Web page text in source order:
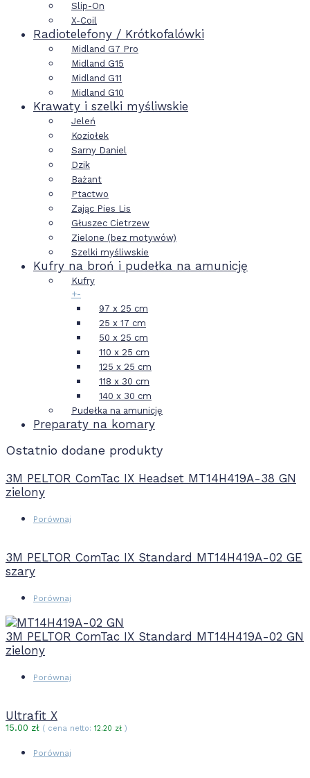
Slip-On
X-Coil
Radiotelefony / Krótkofalówki
Midland G7 Pro
Midland G15
Midland G11
Midland G10
Krawaty i szelki myśliwskie
Jeleń
Koziołek
Sarny Daniel
Dzik
Bażant
Ptactwo
Zając Pies Lis
Głuszec Cietrzew
Zielone (bez motywów)
Szelki myśliwskie
Kufry na broń i pudełka na amunicję
Kufry
+-
97 x 25 cm
25 x 17 cm
50 x 25 cm
110 x 25 cm
125 x 25 cm
118 x 30 cm
140 x 30 cm
Pudełka na amunicję
Preparaty na komary
Ostatnio dodane produkty
3M PELTOR ComTac IX Headset MT14H419A-38 GN
zielony
Porównaj
3M PELTOR ComTac IX Standard MT14H419A-02 GE
szary
Porównaj
3M PELTOR ComTac IX Standard MT14H419A-02 GN
zielony
Porównaj
Ultrafit X
15.00 zł ( cena netto: 12.20 zł )
Porównaj